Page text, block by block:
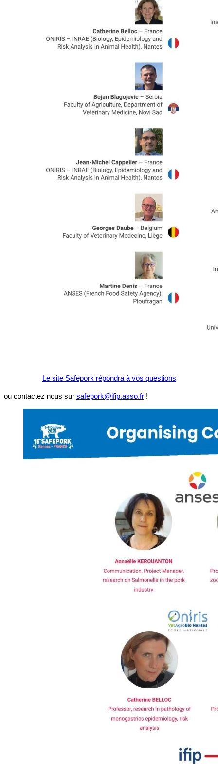
Le site Safepork répondra à vos questions
ou contactez nous sur safepork@ifip.asso.fr !